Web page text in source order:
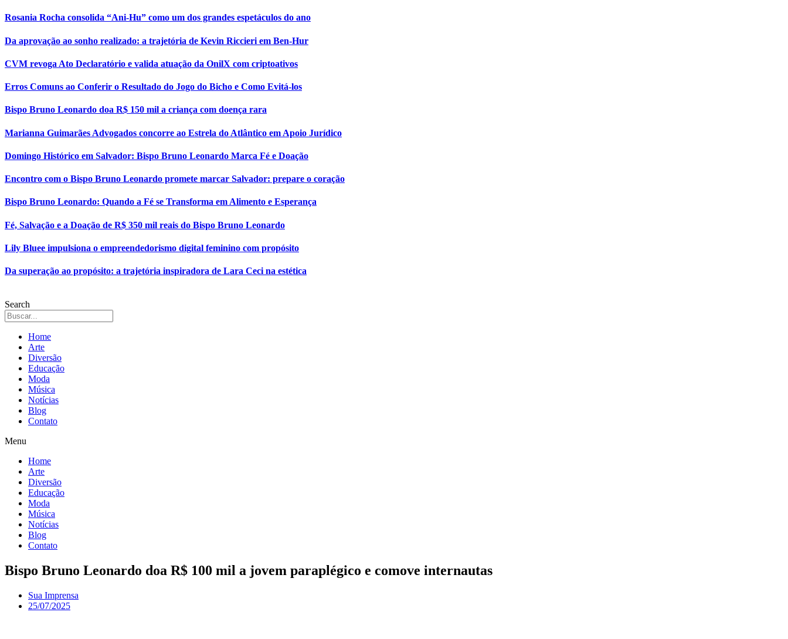
Rosania Rocha consolida “Ani-Hu” como um dos grandes espetáculos do ano
Da aprovação ao sonho realizado: a trajetória de Kevin Riccieri em Ben-Hur
CVM revoga Ato Declaratório e valida atuação da OnilX com criptoativos
Erros Comuns ao Conferir o Resultado do Jogo do Bicho e Como Evitá-los
Bispo Bruno Leonardo doa R$ 150 mil a criança com doença rara
Marianna Guimarães Advogados concorre ao Estrela do Atlântico em Apoio Jurídico
Domingo Histórico em Salvador: Bispo Bruno Leonardo Marca Fé e Doação
Encontro com o Bispo Bruno Leonardo promete marcar Salvador: prepare o coração
Bispo Bruno Leonardo: Quando a Fé se Transforma em Alimento e Esperança
Fé, Salvação e a Doação de R$ 350 mil reais do Bispo Bruno Leonardo
Lily Bluee impulsiona o empreendedorismo digital feminino com propósito
Da superação ao propósito: a trajetória inspiradora de Lara Ceci na estética
Search
Home
Arte
Diversão
Educação
Moda
Música
Notícias
Blog
Contato
Menu
Home
Arte
Diversão
Educação
Moda
Música
Notícias
Blog
Contato
Bispo Bruno Leonardo doa R$ 100 mil a jovem paraplégico e comove internautas
Sua Imprensa
25/07/2025